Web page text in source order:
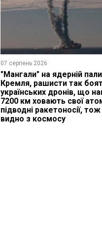
07 серпень 2026
"Мангали" на ядерній
Кремля, рашисти так
українських дронів, що
7200 км ховають свої
підводні ракетоносії,
видно з космосу